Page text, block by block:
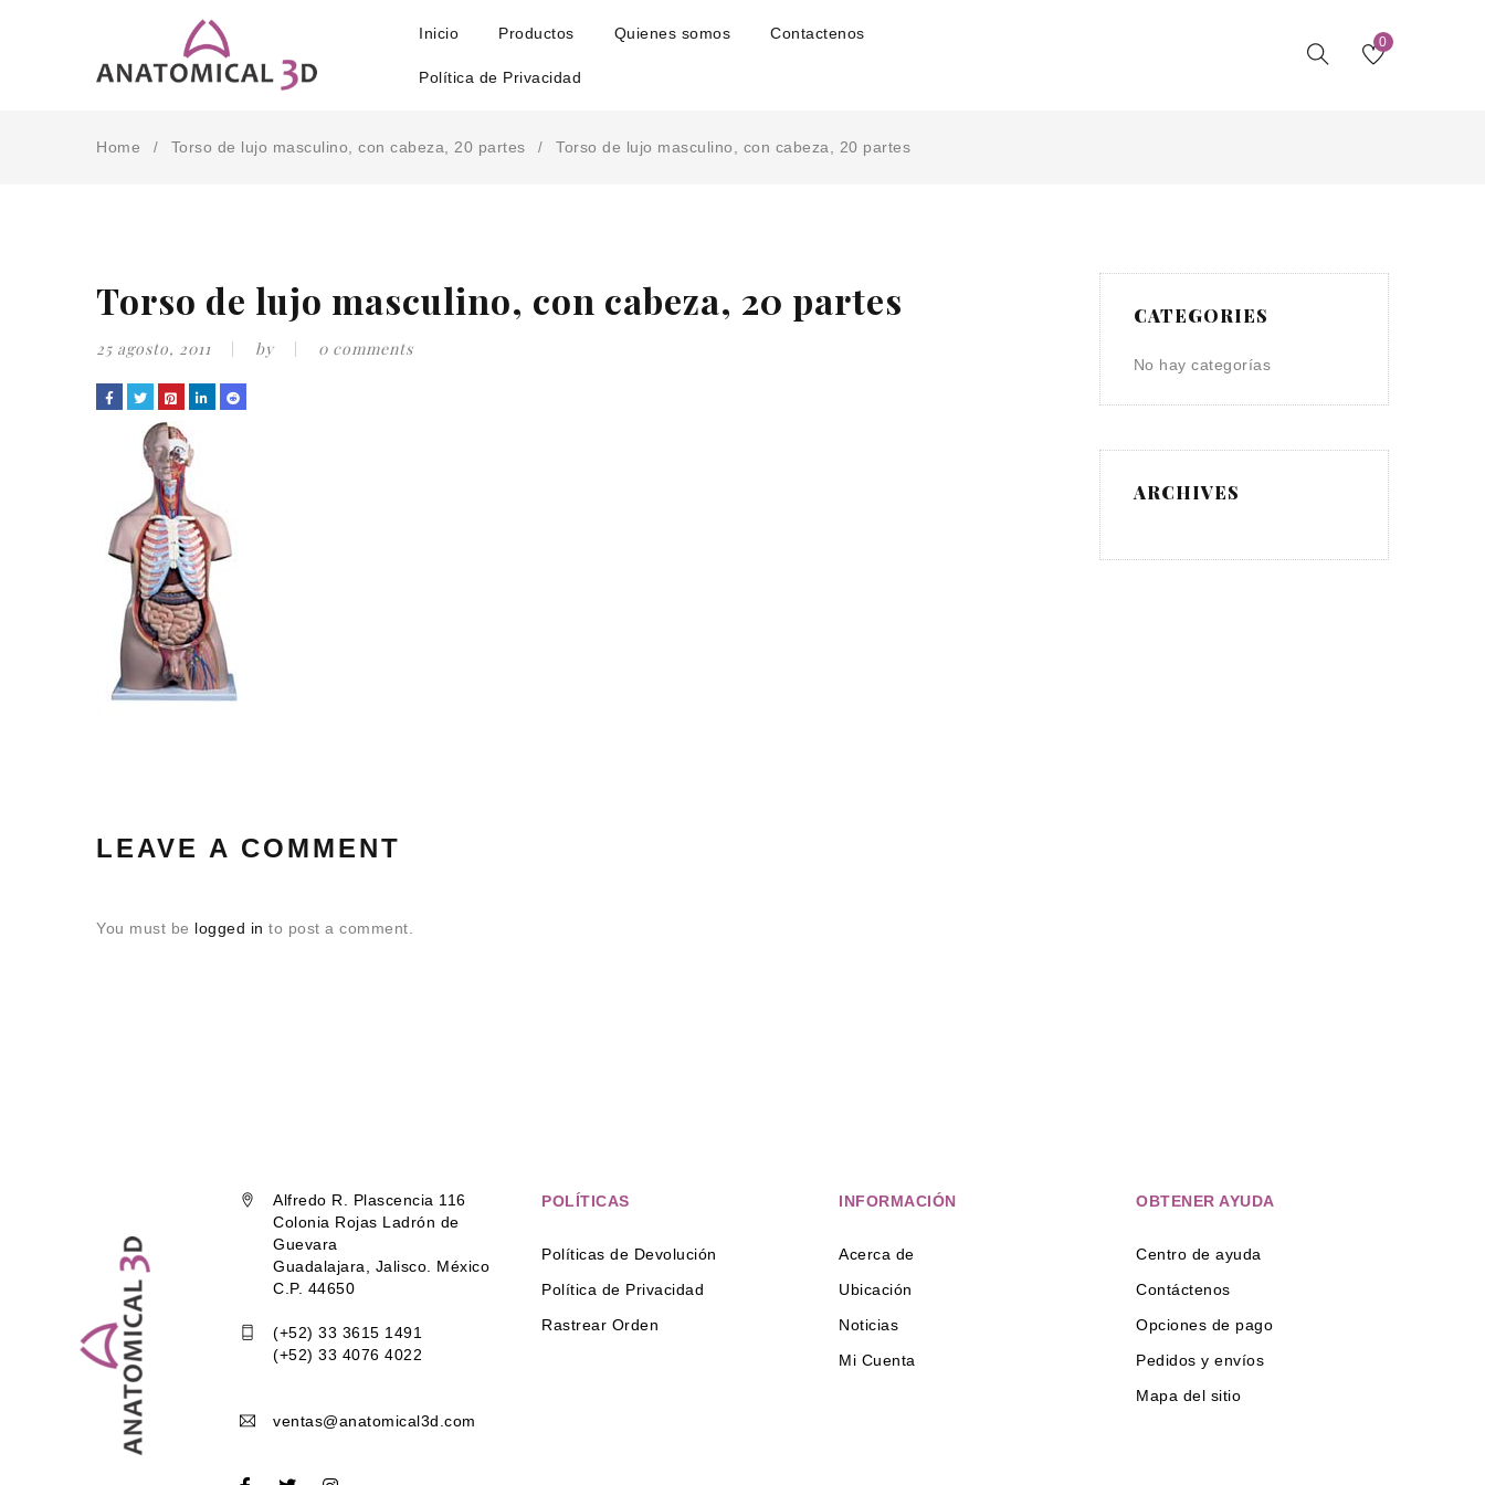
Inicio Productos Quienes somos Contactenos
Política de Privacidad
0
Home / Torso de lujo masculino, con cabeza, 20 partes / Torso de lujo masculino, con cabeza, 20 partes
Torso de lujo masculino, con cabeza, 20 partes
25 agosto, 2011 by 0 comments
LEAVE A COMMENT
You must be logged in to post a comment.
CATEGORIES
No hay categorías
ARCHIVES
Alfredo R. Plascencia 116
Colonia Rojas Ladrón de
Guevara
Guadalajara, Jalisco. México
C.P. 44650
(+52) 33 3615 1491
(+52) 33 4076 4022
ventas@anatomical3d.com
POLÍTICAS
Políticas de Devolución
Política de Privacidad
Rastrear Orden
INFORMACIÓN
Acerca de
Ubicación
Noticias
Mi Cuenta
OBTENER AYUDA
Centro de ayuda
Contáctenos
Opciones de pago
Pedidos y envíos
Mapa del sitio